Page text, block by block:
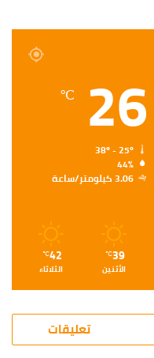
26
℃
44%
3.06 كيلومتر/ساعة
39
℃
الأثنين
42
℃
الثلاثاء
تعليقات